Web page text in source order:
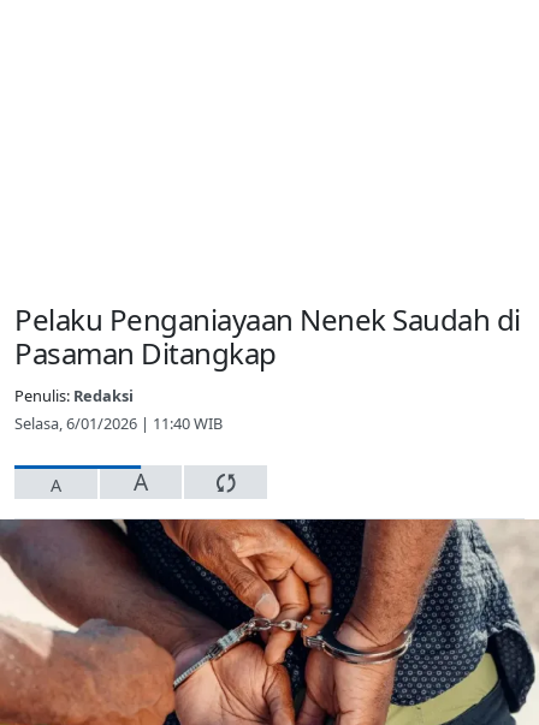
Pelaku Penganiayaan Nenek Saudah di
Pasaman Ditangkap
Penulis: Redaksi
Selasa, 6/01/2026 | 11:40 WIB
A A